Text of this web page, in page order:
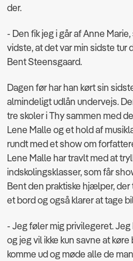
der.
- Den fik jeg i går af Anne
vidste, at det var min sidste
Bent Steensgaard.
Dagen før har han kørt sin
almindeligt udlån undervejs.
tre skoler i Thy sammen med
Lene Malle og et hold af
rundt med et show om
Lene Malle har travlt med at
indskolingsklasser, som får
Bent den praktiske hjælper,
et bord og også klarer at tage
- Jeg føler mig privilegeret.
og jeg vil ikke kun savne at
komme ud og møde alle de